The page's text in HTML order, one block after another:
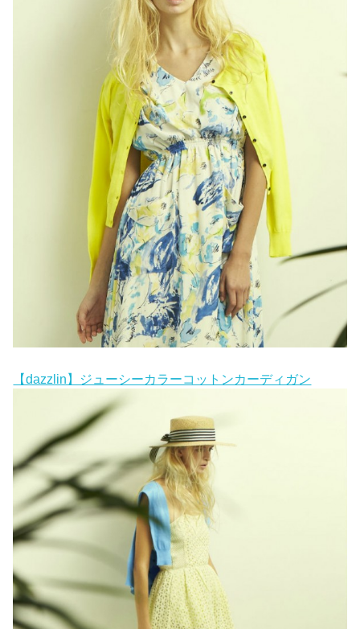
【dazzlin】ジューシーカラーコットンカーディガン